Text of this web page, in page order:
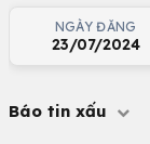
NGÀY ĐĂNG
23/07/2024
Báo tin xấu